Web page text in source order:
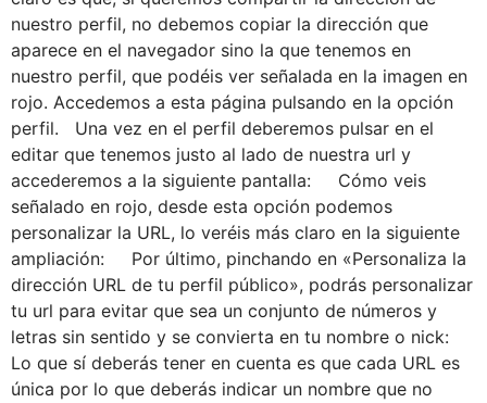
nuestro perfil, no debemos copiar la dirección que
aparece en el navegador sino la que tenemos en
nuestro perfil, que podéis ver señalada en la imagen en
rojo. Accedemos a esta página pulsando en la opción
perfil. Una vez en el perfil deberemos pulsar en el
editar que tenemos justo al lado de nuestra url y
accederemos a la siguiente pantalla: Cómo veis
señalado en rojo, desde esta opción podemos
personalizar la URL, lo veréis más claro en la siguiente
ampliación: Por último, pinchando en «Personaliza la
dirección URL de tu perfil público», podrás personalizar
tu url para evitar que sea un conjunto de números y
letras sin sentido y se convierta en tu nombre o nick:
Lo que sí deberás tener en cuenta es que cada URL es
única por lo que deberás indicar un nombre que no